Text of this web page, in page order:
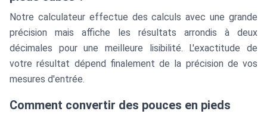
Notre calculateur effectue des calculs avec une grande
précision mais affiche les résultats arrondis à deux
décimales pour une meilleure lisibilité. L'exactitude de
votre résultat dépend finalement de la précision de vos
mesures d'entrée.
Comment convertir des pouces en pieds